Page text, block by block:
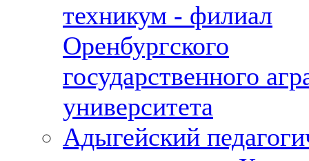
техникум - филиал
Оренбургского
государственного
университета
Адыгейский